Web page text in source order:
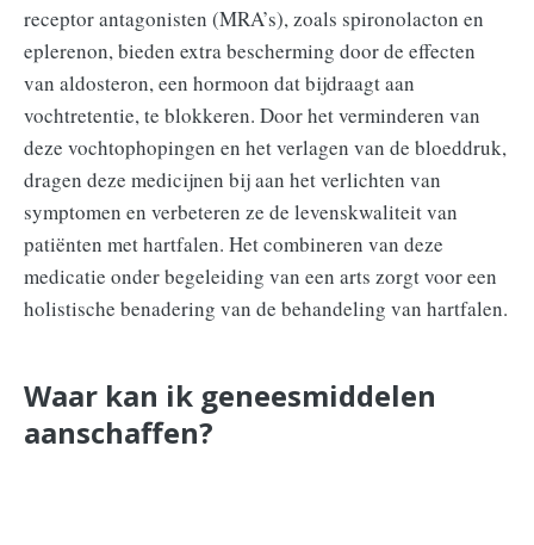
receptor antagonisten (MRA’s), zoals spironolacton en
eplerenon, bieden extra bescherming door de effecten
van aldosteron, een hormoon dat bijdraagt aan
vochtretentie, te blokkeren. Door het verminderen van
deze vochtophopingen en het verlagen van de bloeddruk,
dragen deze medicijnen bij aan het verlichten van
symptomen en verbeteren ze de levenskwaliteit van
patiënten met hartfalen. Het combineren van deze
medicatie onder begeleiding van een arts zorgt voor een
holistische benadering van de behandeling van hartfalen.
Waar kan ik geneesmiddelen
aanschaffen?